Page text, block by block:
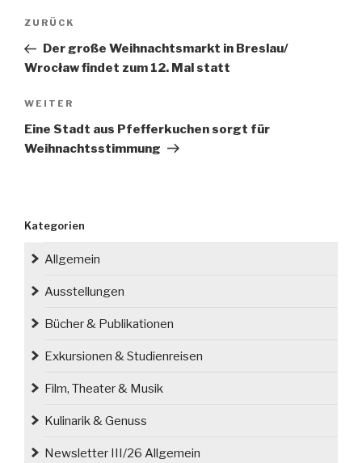
Vorheriger
Beitrag
ZURÜCK
Der große Weihnachtsmarkt in Breslau/
Wrocław findet zum 12. Mal statt
Nächster
Beitrag
WEITER
Eine Stadt aus Pfefferkuchen sorgt für
Weihnachtsstimmung
Kategorien
Allgemein
Ausstellungen
Bücher & Publikationen
Exkursionen & Studienreisen
Film, Theater & Musik
Kulinarik & Genuss
Newsletter III/26 Allgemein